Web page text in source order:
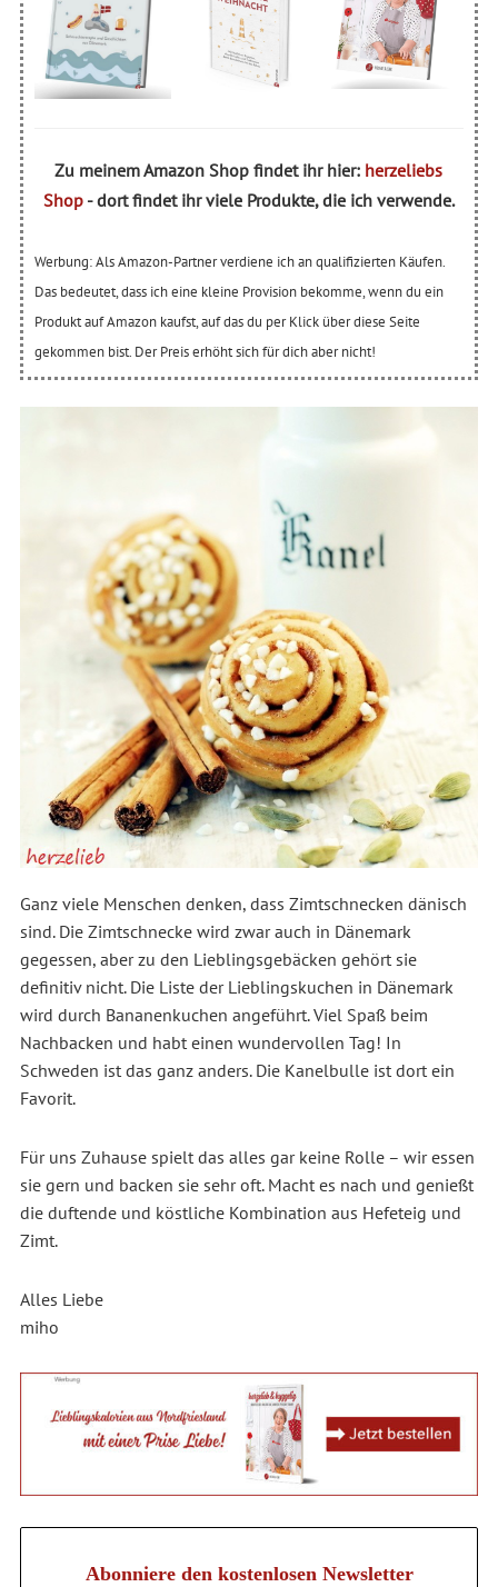
Zu meinem Amazon Shop findet ihr hier: herzeliebs
Shop- dort findet ihr viele Produkte, die ich verwende.
Werbung: Als Amazon-Partner verdiene ich an qualifizierten Käufen.
Das bedeutet, dass ich eine kleine Provision bekomme, wenn du ein
Produkt auf Amazon kaufst, auf das du per Klick über diese Seite
gekommen bist. Der Preis erhöht sich für dich aber nicht!
Ganz viele Menschen denken, dass Zimtschnecken dänisch
sind. Die Zimtschnecke wird zwar auch in Dänemark
gegessen, aber zu den Lieblingsgebäcken gehört sie
definitiv nicht. Die Liste der Lieblingskuchen in Dänemark
wird durch Bananenkuchen angeführt. Viel Spaß beim
Nachbacken und habt einen wundervollen Tag! In
Schweden ist das ganz anders. Die Kanelbulle ist dort ein
Favorit.
Für uns Zuhause spielt das alles gar keine Rolle – wir essen
sie gern und backen sie sehr oft. Macht es nach und genießt
die duftende und köstliche Kombination aus Hefeteig und
Zimt.
Alles Liebe
miho
Abonniere den kostenlosen Newsletter